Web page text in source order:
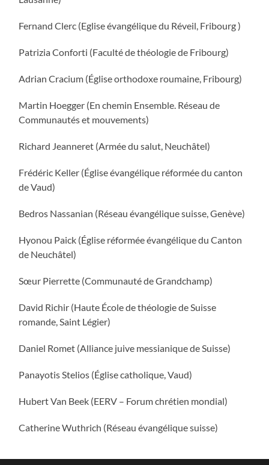
Fernand Clerc (Eglise évangélique du Réveil, Fribourg )
Patrizia Conforti (Faculté de théologie de Fribourg)
Adrian Cracium (Église orthodoxe roumaine, Fribourg)
Martin Hoegger (En chemin Ensemble. Réseau de
Communautés et mouvements)
Richard Jeanneret (Armée du salut, Neuchâtel)
Frédéric Keller (Église évangélique réformée du canton
de Vaud)
Bedros Nassanian (Réseau évangélique suisse, Genève)
Hyonou Paick (Église réformée évangélique du Canton
de Neuchâtel)
Sœur Pierrette (Communauté de Grandchamp)
David Richir (Haute École de théologie de Suisse
romande, Saint Légier)
Daniel Romet (Alliance juive messianique de Suisse)
Panayotis Stelios (Église catholique, Vaud)
Hubert Van Beek (EERV – Forum chrétien mondial)
Catherine Wuthrich (Réseau évangélique suisse)